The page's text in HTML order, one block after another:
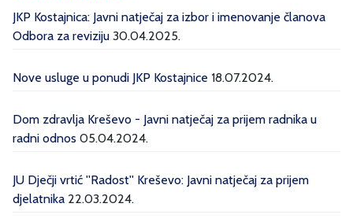
JKP Kostajnica: Javni natječaj za izbor i imenovanje članova
Odbora za reviziju 30.04.2025.
Nove usluge u ponudi JKP Kostajnice 18.07.2024.
Dom zdravlja Kreševo - Javni natječaj za prijem radnika u
radni odnos 05.04.2024.
JU Dječji vrtić ''Radost'' Kreševo: Javni natječaj za prijem
djelatnika 22.03.2024.